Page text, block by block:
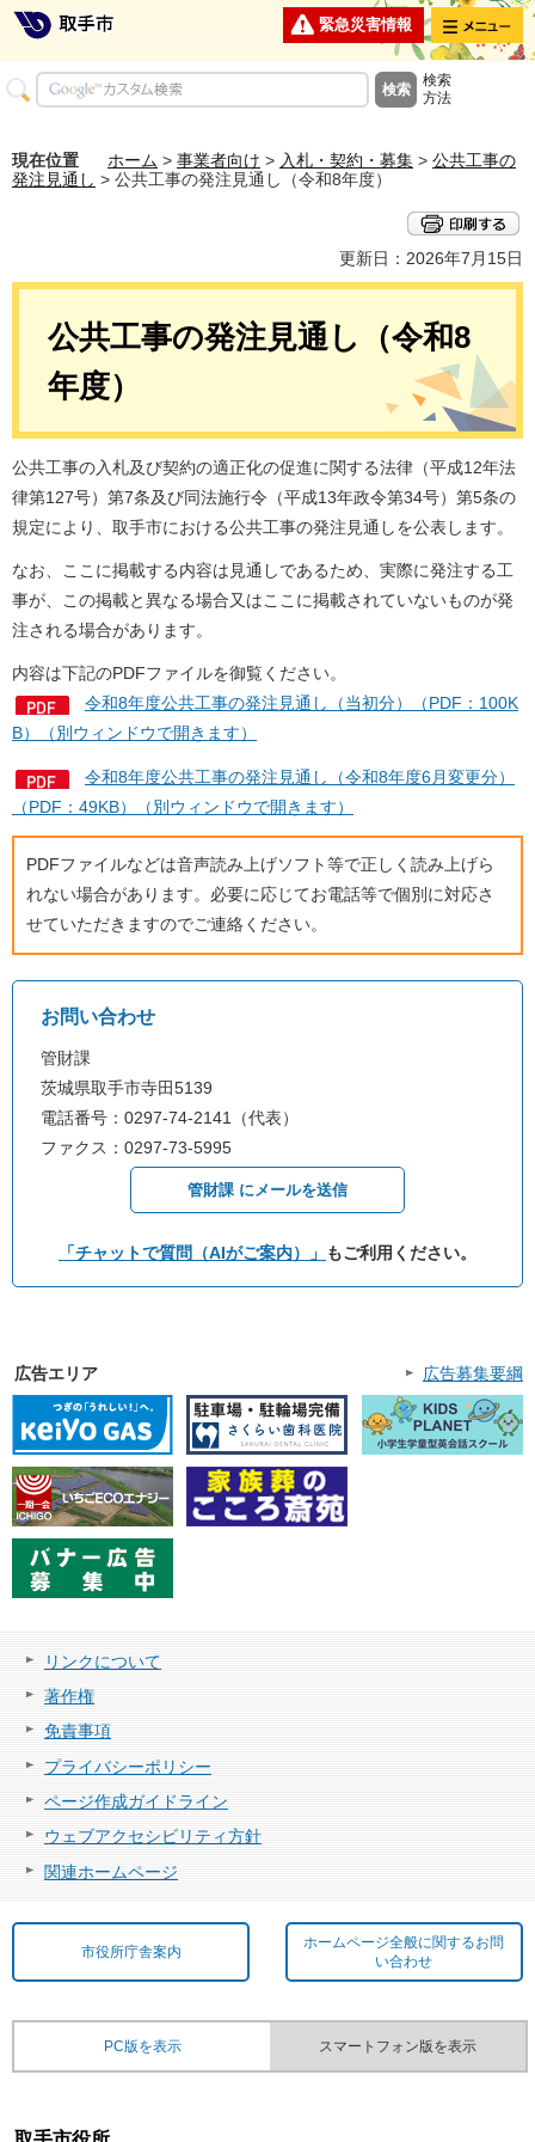
緊急災害情報 メニュー
検索
方法
現在位置 ホーム > 事業者向け > 入札・契約・募集 > 公共工事の
発注見通し > 公共工事の発注見通し（令和8年度）
更新日：2026年7月15日
公共工事の発注見通し（令和8
年度）
公共工事の入札及び契約の適正化の促進に関する法律（平成12年法
律第127号）第7条及び同法施行令（平成13年政令第34号）第5条の
規定により、取手市における公共工事の発注見通しを公表します。
なお、ここに掲載する内容は見通しであるため、実際に発注する工
事が、この掲載と異なる場合又はここに掲載されていないものが発
注される場合があります。
内容は下記のPDFファイルを御覧ください。
令和8年度公共工事の発注見通し（当初分）（PDF：100K
B）（別ウィンドウで開きます）
令和8年度公共工事の発注見通し（令和8年度6月変更分）
（PDF：49KB）（別ウィンドウで開きます）
PDFファイルなどは音声読み上げソフト等で正しく読み上げら
れない場合があります。必要に応じてお電話等で個別に対応さ
せていただきますのでご連絡ください。
お問い合わせ
管財課
茨城県取手市寺田5139
電話番号：0297-74-2141（代表）
ファクス：0297-73-5995
管財課 にメールを送信
「チャットで質問（AIがご案内）」 もご利用ください。
広告エリア 広告募集要綱
リンクについて
著作権
免責事項
プライバシーポリシー
ページ作成ガイドライン
ウェブアクセシビリティ方針
関連ホームページ
市役所庁舎案内
ホームページ全般に関するお問
い合わせ
PC版を表示 スマートフォン版を表示